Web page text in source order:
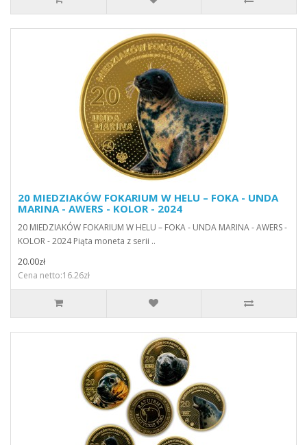
20 MIEDZIAKÓW FOKARIUM W HELU – FOKA - UNDA
MARINA - AWERS - KOLOR - 2024
20 MIEDZIAKÓW FOKARIUM W HELU – FOKA - UNDA MARINA - AWERS -
KOLOR - 2024 Piąta moneta z serii ..
20.00zł
Cena netto:16.26zł